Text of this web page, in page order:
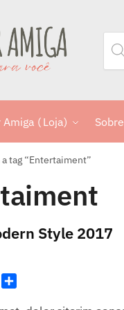
( Loja)
tag “Entertaiment”
Style 2017